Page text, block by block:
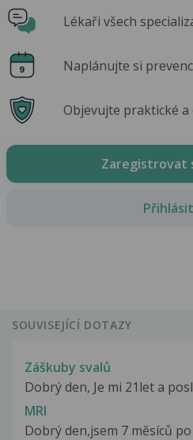
Lékaři všech
Naplánujte si
Objevujte praktické
Zaregistrovat
SOUVISEJÍCÍ DOTAZY
Záškuby svalů
Dobrý den, Je mi 21let a
MRI
Dobrý den,jsem 7 měsíců